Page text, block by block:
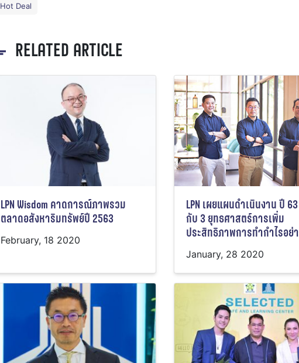
Hot Deal
RELATED ARTICLE
LPN Wisdom คาดการณ์ภาพรวม
ตลาดอสังหาริมทรัพย์ปี 2563
February, 18 2020
LPN เผยแผนดำเนินงาน ปี 63
กับ 3 ยุทธศาสตร์การเพิ่ม
ประสิทธิภาพการทำกำไรอย่
January, 28 2020